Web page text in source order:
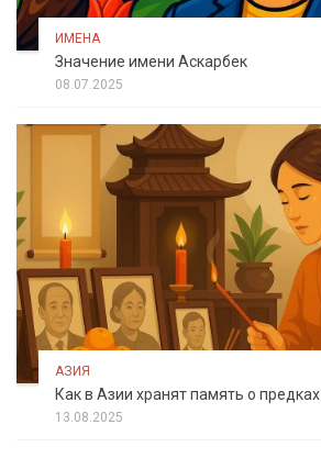
ИМЕНА
Значение имени Аскарбек
08.07.2025
АЗИЯ
Как в Азии хранят память о предках
13.08.2025